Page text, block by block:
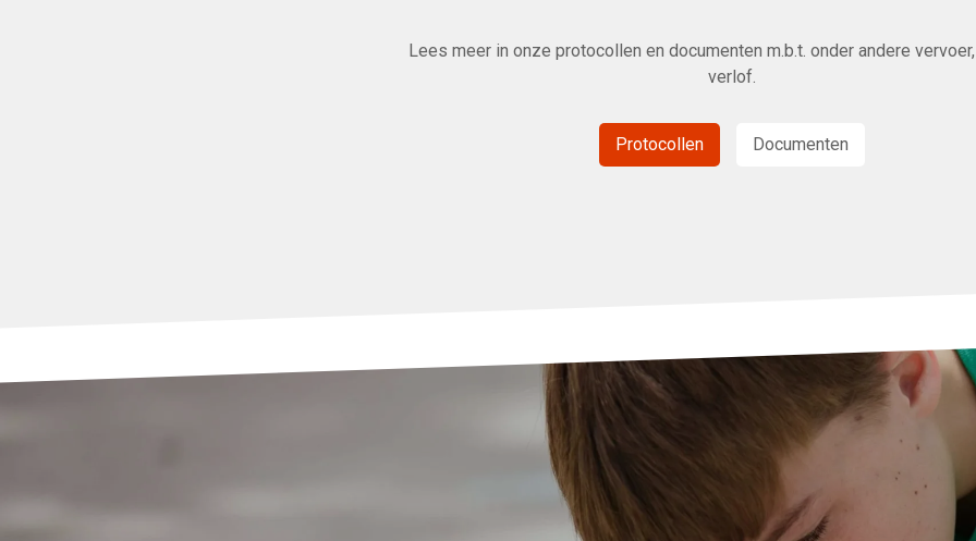
Lees meer in onze protocollen en documenten m.b.t. onder andere
verlof.
Protocollen Documenten